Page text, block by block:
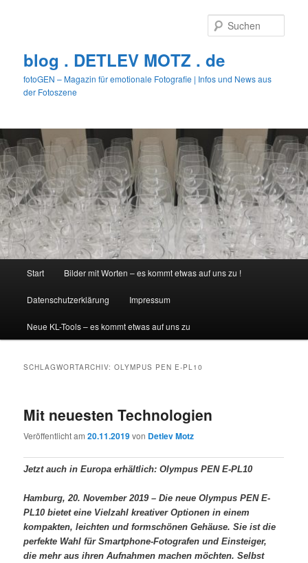
blog . DETLEV MOTZ . de
fotoGEN – Magazin für emotionale Fotografie | Infos und News aus
der Fotoszene
Start Bilder mit Worten – es kommt etwas auf uns zu !
Datenschutzerklärung Impressum
Neue KL-Tools – es kommt etwas auf uns zu
SCHLAGWORTARCHIV:OLYMPUS PEN E-PL10
Mit neuesten Technologien
Veröffentlicht am20.11.2019von Detlev Motz
Jetzt auch in Europa erhältlich: Olympus PEN E-PL10
Hamburg, 20. November 2019 – Die neue Olympus PEN E-
PL10 bietet eine Vielzahl kreativer Optionen in einem
kompakten, leichten und formschönen Gehäuse. Sie ist die
perfekte Wahl für Smartphone-Fotografen und Einsteiger,
die mehr aus ihren Aufnahmen machen möchten. Selbst